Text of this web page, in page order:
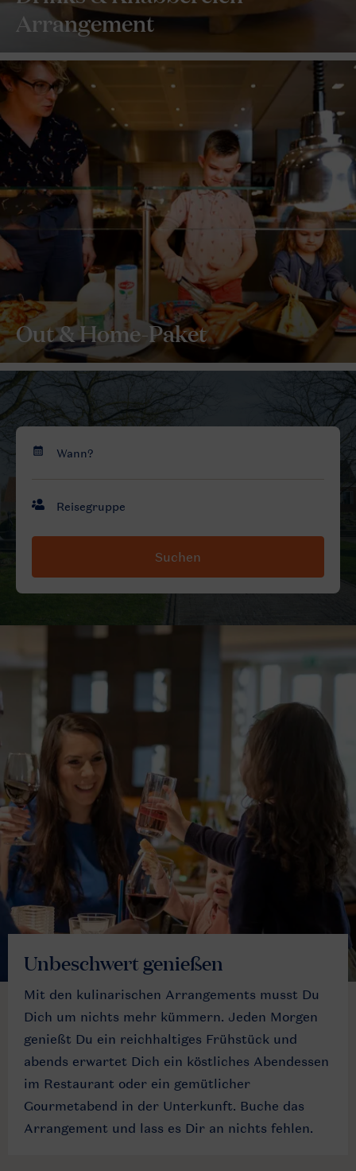
Arrangement
Out & Home-Paket
Suchen
Unbeschwert genießen
Mit den kulinarischen Arrangements musst Du
Dich um nichts mehr kümmern. Jeden Morgen
genießt Du ein reichhaltiges Frühstück und
abends erwartet Dich ein köstliches Abendessen
im Restaurant oder ein gemütlicher
Gourmetabend in der Unterkunft. Buche das
Arrangement und lass es Dir an nichts fehlen.